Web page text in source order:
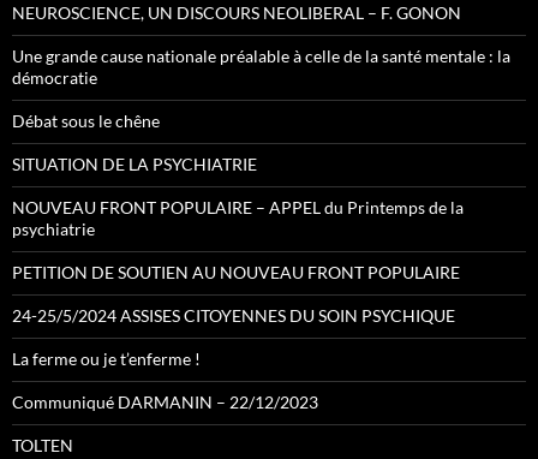
NEUROSCIENCE, UN DISCOURS NEOLIBERAL – F. GONON
Une grande cause nationale préalable à celle de la santé mentale : la
démocratie
Débat sous le chêne
SITUATION DE LA PSYCHIATRIE
NOUVEAU FRONT POPULAIRE – APPEL du Printemps de la
psychiatrie
PETITION DE SOUTIEN AU NOUVEAU FRONT POPULAIRE
24-25/5/2024 ASSISES CITOYENNES DU SOIN PSYCHIQUE
La ferme ou je t’enferme !
Communiqué DARMANIN – 22/12/2023
TOLTEN